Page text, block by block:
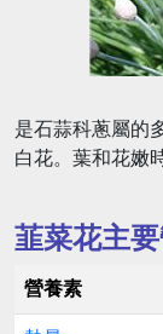
是石蒜科蔥屬的
白花。葉和花嫩
韮菜花主
營養素